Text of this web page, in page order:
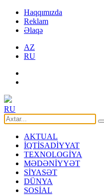
Haqqımızda
Reklam
Əlaqə
AZ
RU
RU
AKTUAL
İQTİSADİYYAT
TEXNOLOGİYA
MƏDƏNİYYƏT
SİYASƏT
DÜNYA
SOSİAL